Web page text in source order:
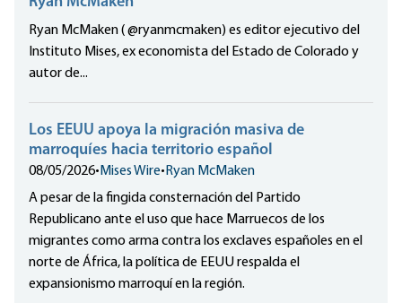
Ryan McMaken ( @ryanmcmaken) es editor ejecutivo del
Instituto Mises, ex economista del Estado de Colorado y
autor de...
Los EEUU apoya la migración masiva de
marroquíes hacia territorio español
08/05/2026• Mises Wire• Ryan McMaken
A pesar de la fingida consternación del Partido
Republicano ante el uso que hace Marruecos de los
migrantes como arma contra los exclaves españoles en el
norte de África, la política de EEUU respalda el
expansionismo marroquí en la región.